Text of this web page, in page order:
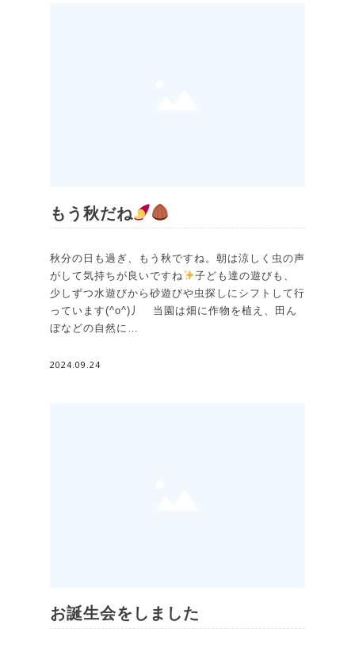
もう秋だね
秋分の日も過ぎ、もう秋ですね。朝は涼しく虫の声
がして気持ちが良いですね
子ども達の遊びも、
少しずつ水遊びから砂遊びや虫探しにシフトして行
っています(^o^)丿 当園は畑に作物を植え、田ん
ぼなどの自然に…
2024.09.24
お誕生会をしました